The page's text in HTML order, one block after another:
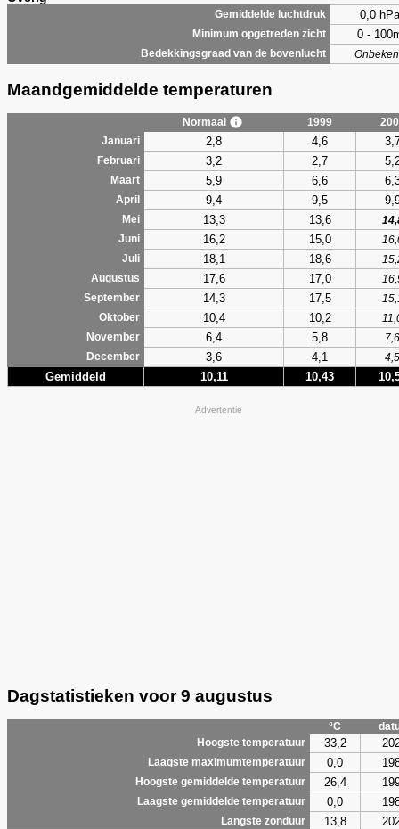
Gemiddelde luchtdruk 0,0 hPa
Minimum opgetreden zicht 0 -
Bedekkingsgraad van de bovenlucht
Maandgemiddelde temperaturen
Normaal 1999
Januari
2,8 4,6
Februari 3,2 2,7
Maart 5,9 6,6
April 9,4 9,5
Mei 13,3 13,6
Juni
16,2 15,0
Juli
18,1 18,6
Augustus
17,6 17,0
September
14,3 17,5
Oktober
10,4 10,2
November
6,4 5,8
7,6
December
3,6 4,1 4,5
Gemiddeld 10,11 10,43
Advertentie
Dagstatistieken voor 9 augustus
°C
Hoogste temperatuur
33,2
Laagste maximumtemperatuur 0,0
Hoogste gemiddelde temperatuur 26,4
Laagste gemiddelde temperatuur 0,0
Langste zonduur 13,8